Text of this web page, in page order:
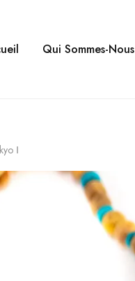
Qui Sommes-Nous
Ⅰ